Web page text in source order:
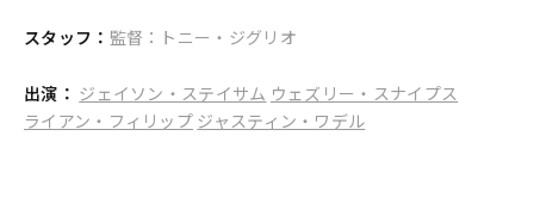
スタッフ： 監督：トニー・ジグリオ
出演： ジェイソン・ステイサム ウェズリー・スナイプス
ライアン・フィリップ ジャスティン・ワデル